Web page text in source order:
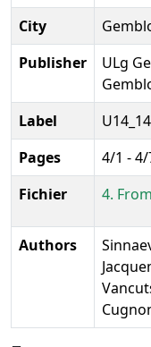
City
Publisher
ULg
Label
Pages
4/1 -
Fichier
4.
Authors